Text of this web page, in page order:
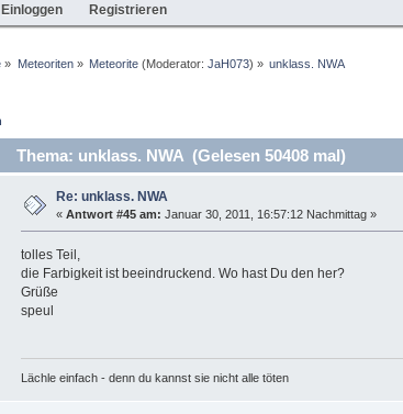
Einloggen Registrieren
» Meteoriten» Meteorite(Moderator: JaH073) » unklass. NWA
Thema: unklass. NWA (Gelesen 50408 mal)
Re: unklass. NWA
« Antwort #45 am: Januar 30, 2011, 16:57:12 Nachmittag »
tolles Teil,
die Farbigkeit ist beeindruckend. Wo hast Du den her?
Grüße
speul
Lächle einfach - denn du kannst sie nicht alle töten